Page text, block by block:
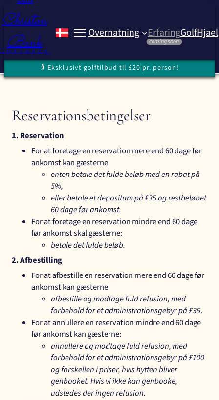
til
indhold
Christon Bank
Christon
Bank
Water’s Edge
Hjaelp
Overnatning Erfaring
coming soon
Golf
🏌️ Eksklusivt golftilbud til £20 pr. person!
Reservationsbetingelser
1. Reservation
For at foretage en reservation mere end 60 dage før
ankomst kan gæsterne:
enten betale det fulde beløb med en rabat på
5%,
eller betale et depositum på £35 og restbeløbet
60 dage før ankomst.
For at foretage en reservation mindre end 60 dage
før ankomst skal gæsterne:
betale det fulde beløb.
2. Afbestilling
For at afbestille en reservation mere end 60 dage før
ankomst kan gæsterne:
afbestille og modtage fuld refusion, med
forbehold for et administrationsgebyr på £35.
For at annullere en reservation mindre end 60 dage
før ankomst kan gæsterne:
annullere og modtage fuld refusion, med
forbehold for et administrationsgebyr på £100
og forskellen i priser, hvis hytten bliver
genbooket. Hvis vi ikke kan genbooke,
udstedes der ingen refusion.